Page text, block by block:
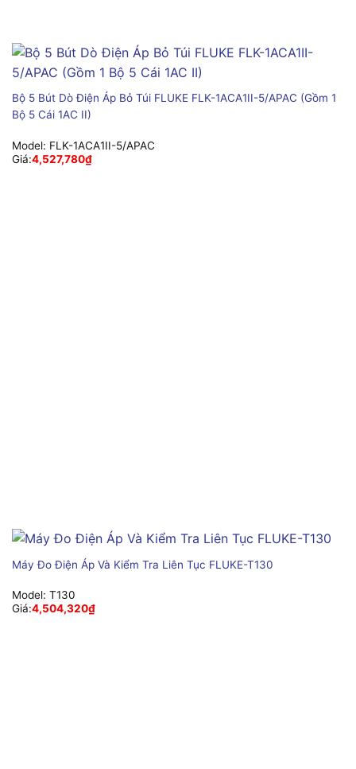
Bộ 5 Bút Dò Điện Áp Bỏ Túi FLUKE FLK-1ACA1II-5/APAC (Gồm 1
Bộ 5 Cái 1AC II)
Model: FLK-1ACA1II-5/APAC
Giá:4,527,780₫
Máy Đo Điện Áp Và Kiểm Tra Liên Tục FLUKE-T130
Model: T130
Giá:4,504,320₫